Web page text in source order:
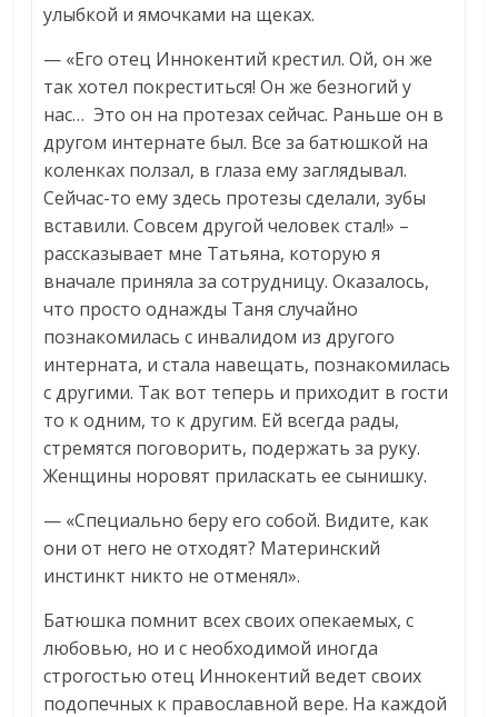
улыбкой и ямочками на щеках.
— «Его отец Иннокентий крестил. Ой, он же
так хотел покреститься! Он же безногий у
нас… Это он на протезах сейчас. Раньше он в
другом интернате был. Все за батюшкой на
коленках ползал, в глаза ему заглядывал.
Сейчас-то ему здесь протезы сделали, зубы
вставили. Совсем другой человек стал!» –
рассказывает мне Татьяна, которую я
вначале приняла за сотрудницу. Оказалось,
что просто однажды Таня случайно
познакомилась с инвалидом из другого
интерната, и стала навещать, познакомилась
с другими. Так вот теперь и приходит в гости
то к одним, то к другим. Ей всегда рады,
стремятся поговорить, подержать за руку.
Женщины норовят приласкать ее сынишку.
— «Специально беру его собой. Видите, как
они от него не отходят? Материнский
инстинкт никто не отменял».
Батюшка помнит всех своих опекаемых, с
любовью, но и с необходимой иногда
строгостью отец Иннокентий ведет своих
подопечных к православной вере. На каждой